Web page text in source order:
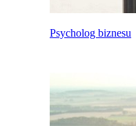
Psycholog biznesu